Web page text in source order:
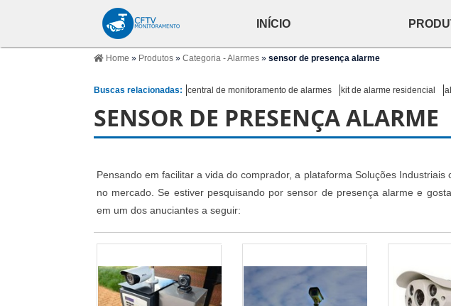
INÍCIO
Home » Produtos » Categoria - Alarmes » sensor de presença alarme
Buscas relacionadas: central de monitoramento de alarmes kit de alarme residencial
SENSOR DE PRESENÇA ALARME
Pensando em facilitar a vida do comprador, a plataforma Soluções
no mercado. Se estiver pesquisando por sensor de presença alarme e
em um dos anuciantes a seguir: